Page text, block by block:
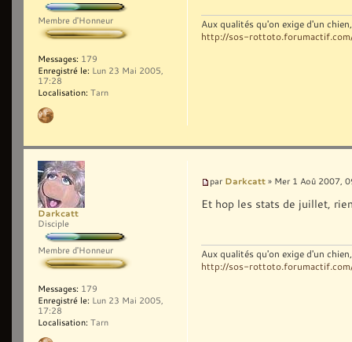
Aux qualités qu'on exige d'un
http://sos-
Membre d'Honneur
Messages: 179
Enregistré le: Lun 23 Mai 2005,
17:28
Localisation: Tarn
par Darkcatt » Mer 1 Aoû 2007,
Et hop les stats de juillet,
Aux qualités qu'on exige d'un
http://sos-
Darkcatt
Disciple
Membre d'Honneur
Messages: 179
Enregistré le: Lun 23 Mai 2005,
17:28
Localisation: Tarn